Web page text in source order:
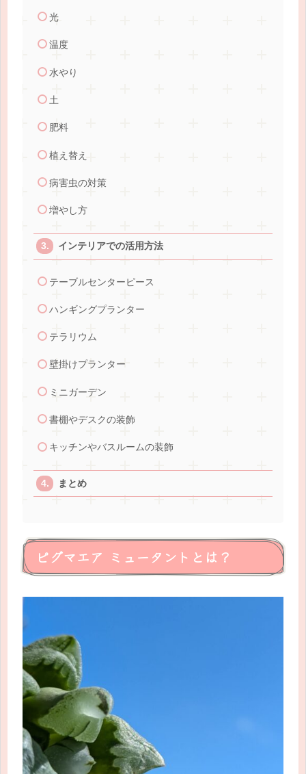
光
温度
水やり
土
肥料
植え替え
病害虫の対策
増やし方
インテリアでの活用方法
テーブルセンターピース
ハンギングプランター
テラリウム
壁掛けプランター
ミニガーデン
書棚やデスクの装飾
キッチンやバスルームの装飾
まとめ
ピグマエア ミュータントとは？